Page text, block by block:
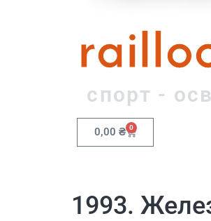
спорт -
0,00 ₴ 0
1993.